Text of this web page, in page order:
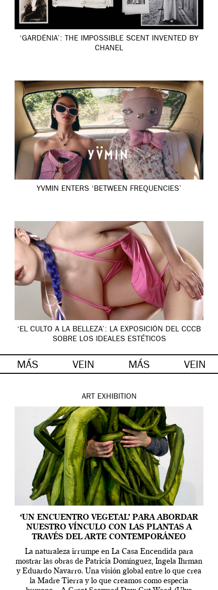
‘GARDÉNIA’: THE IMPOSSIBLE SCENT INVENTED BY
CHANEL
YVMIN ENTERS ‘BETWEEN FREQUENCIES’
‘EL CULTO A LA BELLEZA’: LA EXPOSICIÓN DEL CCCB
SOBRE LOS IDEALES ESTÉTICOS
MÁS VEIN MÁS VEIN
ART EXHIBITION
‘UN ENCUENTRO VEGETAL’ PARA ABORDAR
NUESTRO VÍNCULO CON LAS PLANTAS A
TRAVÉS DEL ARTE CONTEMPORÁNEO
La naturaleza irrumpe en La Casa Encendida para
mostrar las obras de Patricia Domínguez, Ingela Ihrman
y Eduardo Navarro. Una visión global entre lo que crea
la Madre Tierra y lo que creamos como especia